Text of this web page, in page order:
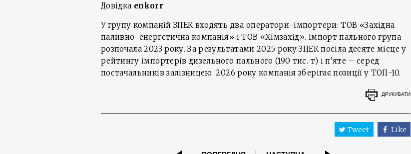
Довідка enkorr
У групу компаній ЗПЕК входять два оператори-імпортери: ТОВ «Західна
паливно-енергетична компанія» і ТОВ «Хімзахід». Імпорт пального група
розпочала 2023 року. За результатами 2025 року ЗПЕК посіла десяте місце у
рейтингу імпортерів дизельного пального (190 тис. т) і п’яте – серед
постачальників залізницею. 2026 року компанія зберігає позиції у ТОП-10.
ДРУКУВАТИ
Tweet Like